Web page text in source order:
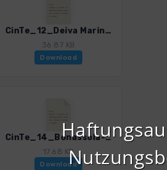
CinTe_12_Deiva Marina-Framura.gpx
36.87 KB
Download
CinTe_14_Bonassola-Levanto.gpx
17.68 KB
Download